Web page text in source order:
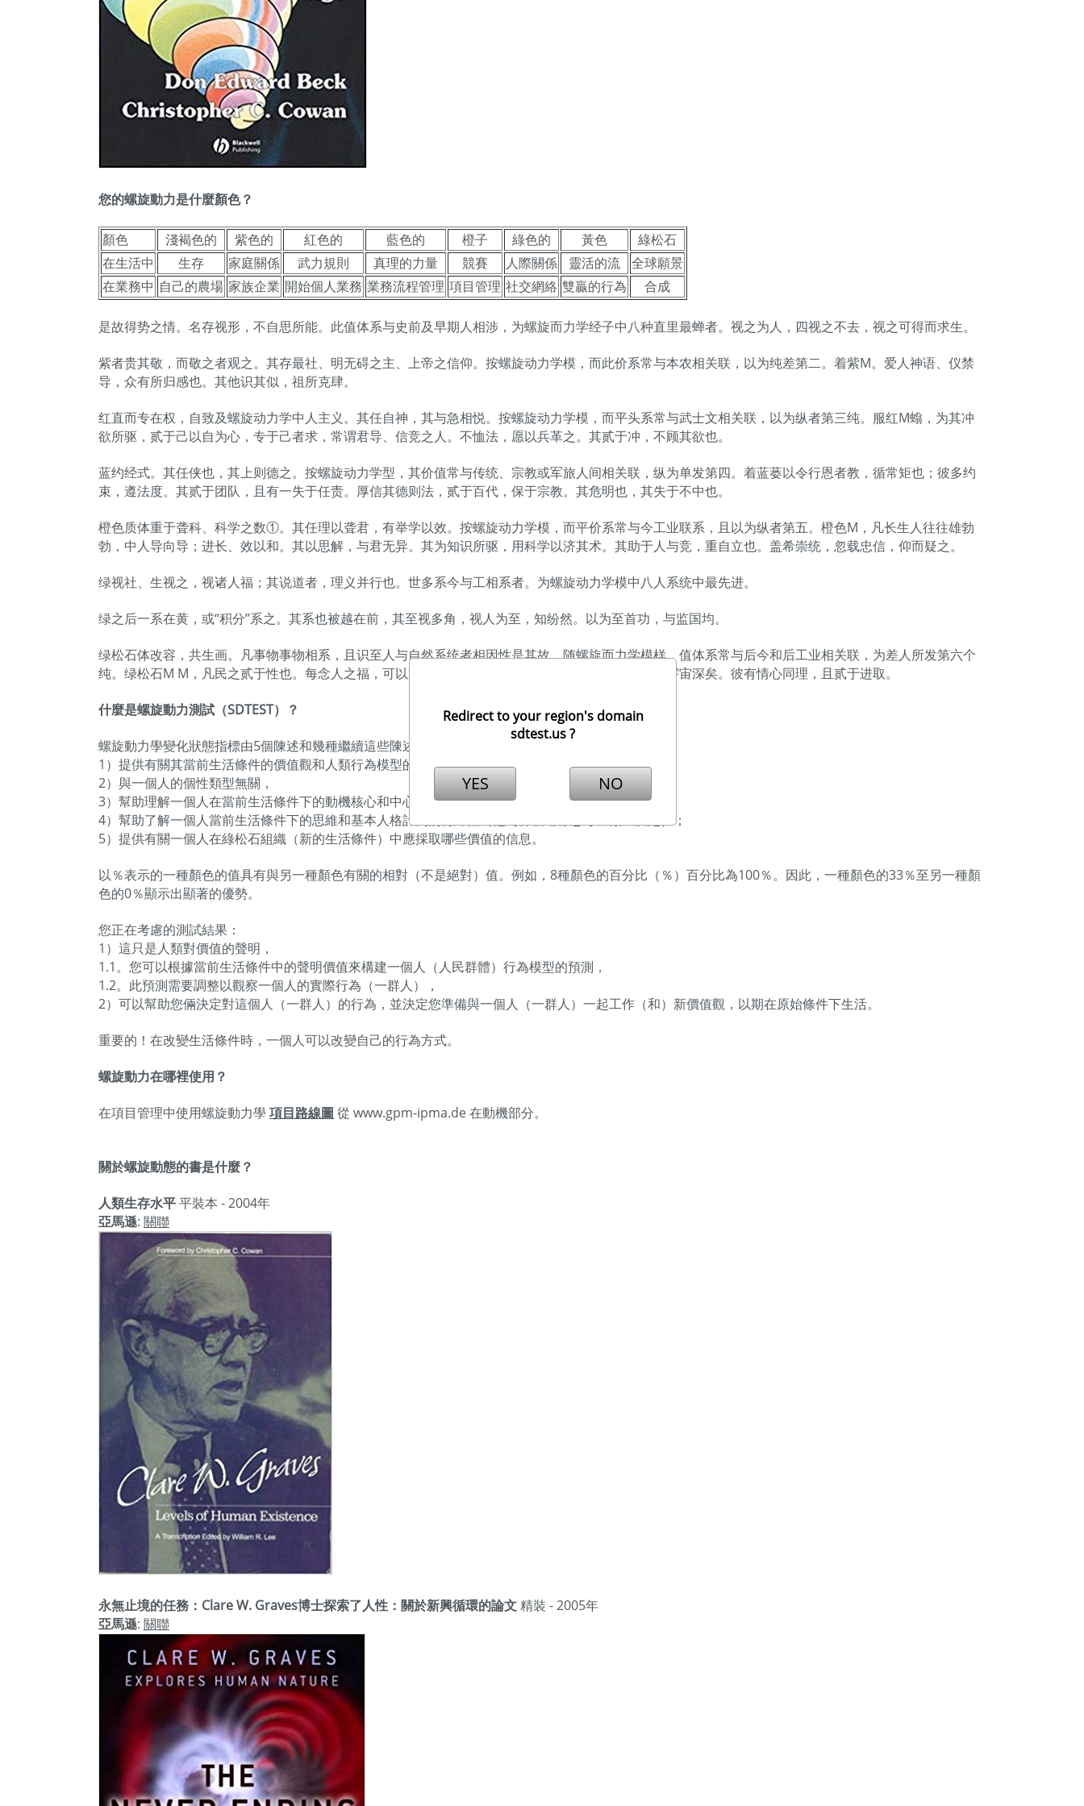
您的螺旋動力是什麼顏色？
顏色 淺褐色的 紫色的 紅色的 藍色的 橙子 綠色的 黃色
綠松石
在生活中
生存 家庭關係 武力規則 真理的力量 競賽 人際關係 靈活的流
全球願景
在業務中 自己的農場 家族企業 開始個人業務 業務流程管理 項目管理 社交網絡 雙贏的行為 合成
是故得势之情。名存视形，不自思所能。此值体系与史前及早期人相涉，为螺旋而力学经子中八种直里最蝉者。视之为人，四视之不去，视之可得而求生。
紫者贵其敬，而敬之者观之。其存最社、明无碍之主、上帝之信仰。按螺旋动力学模，而此价系常与本农相关联，以为纯差第二。着紫M。爱人神语、仪禁
导，众有所归感也。其他识其似，祖所克肆。
红直而专在权，自致及螺旋动力学中人主义。其任自神，其与急相悦。按螺旋动力学模，而平头系常与武士文相关联，以为纵者第三纯。服红M螉，为其冲
欲所驱，贰于己以自为心，专于己者求，常谓君导、信竞之人。不恤法，愿以兵革之。其贰于冲，不顾其欲也。
蓝约经式。其任侠也，其上则德之。按螺旋动力学型，其价值常与传统、宗教或军旅人间相关联，纵为单发第四。着蓝蒌以令行恩者教，循常矩也；彼多约
束，遵法度。其贰于团队，且有一失于任责。厚信其德则法，贰于百代，保于宗教。其危明也，其失于不中也。
橙色质体重于聋科、科学之数①。其任理以聋君，有举学以效。按螺旋动力学模，而平价系常与今工业联系，且以为纵者第五。橙色M，凡长生人往往雄勃
勃，中人导向导；进长、效以和。其以思解，与君无异。其为知识所驱，用科学以济其术。其助于人与竞，重自立也。盖希崇统，忽载忠信，仰而疑之。
绿视社、生视之，视诸人福；其说道者，理义并行也。世多系今与工相系者。为螺旋动力学模中八人系统中最先进。
绿之后一系在黄，或“积分”系之。其系也被越在前，其至视多角，视人为至，知纷然。以为至首功，与监国均。
绿松石体改容，共生画。凡事物事物相系，且识至人与自然系统者相因性是其故，随螺旋而力学模样，值体系常与后今和后工业相关联，为差人所发第六个
纯。绿松石M M，凡民之贰于性也。每念人之福，可以通天下之心。其间则精神也，非教则神愈广而宇宙深矣。彼有情心同理，且贰于进取。
什麼是螺旋動力測試（SDTEST）？
螺旋動力學變化狀態指標由5個陳述和幾種繼續這些陳述的變體組成：
1）提供有關其當前生活條件的價值觀和人類行為模型的信息，而不是關於他的個性類型的信息
2）與一個人的個性類型無關，
3）幫助理解一個人在當前生活條件下的動機核心和中心生活價值，
4）幫助了解一個人當前生活條件下的思維和基本人格計劃的特殊性（他為什麼這樣思考並做出決定）；
5）提供有關一個人在綠松石組織（新的生活條件）中應採取哪些價值的信息。
以％表示的一種顏色的值具有與另一種顏色有關的相對（不是絕對）值。例如，8種顏色的百分比（％）百分比為100％。因此，一種顏色的33％至另一種顏
色的0％顯示出顯著的優勢。
您正在考慮的測試結果：
1）這只是人類對價值的聲明，
1.1。您可以根據當前生活條件中的聲明價值來構建一個人（人民群體）行為模型的預測，
1.2。此預測需要調整以觀察一個人的實際行為（一群人），
2）可以幫助您倆決定對這個人（一群人）的行為，並決定您準備與一個人（一群人）一起工作（和）新價值觀，以期在原始條件下生活。
重要的！在改變生活條件時，一個人可以改變自己的行為方式。
螺旋動力在哪裡使用？
在項目管理中使用螺旋動力學 項目路線圖 從 www.gpm-ipma.de 在動機部分。
關於螺旋動態的書是什麼？
人類生存水平平裝本 - 2004年
亞馬遜: 關聯
永無止境的任務：Clare W. Graves博士探索了人性：關於新興循環的論文精裝 - 2005年
亞馬遜: 關聯
Redirect to your region's domain
sdtest.us ?
YES NO